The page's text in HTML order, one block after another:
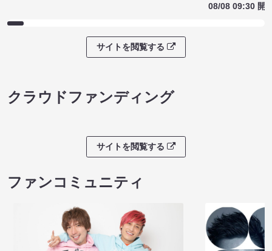
08/08 09:30 開
サイトを閲覧する
クラウドファンディング
サイトを閲覧する
ファンコミュニティ